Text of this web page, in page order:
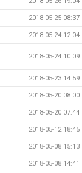
2018-05-25 08:37
2018-05-24 12:04
2018-05-24 10:09
2018-05-23 14:59
2018-05-20 08:00
2018-05-20 07:44
2018-05-12 18:45
2018-05-08 15:13
2018-05-08 14:41